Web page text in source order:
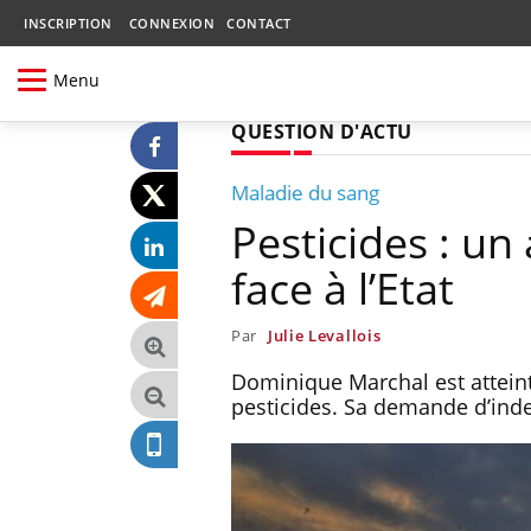
INSCRIPTION CONNEXION CONTACT
Menu
QUESTION D'ACTU
Maladie du sang
Pesticides :
face à l’Etat
Par Julie Levallois
Dominique Marchal est
pesticides. Sa demande